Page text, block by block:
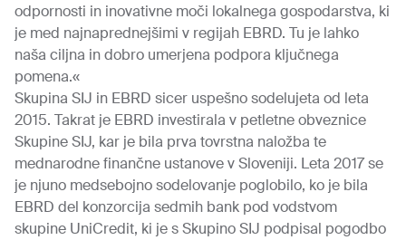
odpornosti in inovativne moči lokalnega gospodarstva, ki
je med najnaprednejšimi v regijah EBRD. Tu je lahko
naša ciljna in dobro umerjena podpora ključnega
pomena.«
Skupina SIJ in EBRD sicer uspešno sodelujeta od leta
2015. Takrat je EBRD investirala v petletne obveznice
Skupine SIJ, kar je bila prva tovrstna naložba te
mednarodne finančne ustanove v Sloveniji. Leta 2017 se
je njuno medsebojno sodelovanje poglobilo, ko je bila
EBRD del konzorcija sedmih bank pod vodstvom
skupine UniCredit, ki je s Skupino SIJ podpisal pogodbo